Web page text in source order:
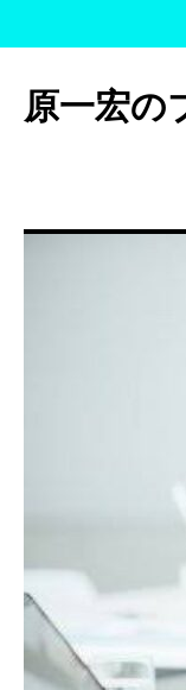
テ
ン
ッ
原一宏の